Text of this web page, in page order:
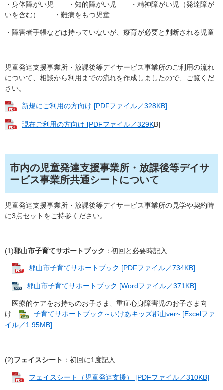
・身体障がい児 ・知的障がい児 ・精神障がい児（発達障が
いを含む） ・難病をもつ児童
・障害者手帳などは持っていないが、療育が必要と判断される児童
児童発達支援事業所・放課後等デイサービス事業所のご利用の流れ
について、相談から利用までの流れを作成しましたので、ご覧くだ
さい。
新規にご利用の方向け [PDFファイル／328KB]
現在ご利用の方向け [PDFファイル／329KB]
市内の児童発達支援事業所・放課後等デイサ
ービス事業所共通シートについて
児童発達支援事業所・放課後等デイサービス事業所の見学や契約時
に3点セットをご持参ください。
(1)郡山市子育てサポートブック ：初回と必要時記入
郡山市子育てサポートブック [PDFファイル／734KB]
郡山市子育てサポートブック [Wordファイル／371KB]
医療的ケアをお持ちのお子さま、重症心身障害児のお子さま向
け
子育てサポートブック～いけあキッズ郡山ver~ [Excelファ
イル／1.95MB]
(2)フェイスシート ：初回に1度記入
フェイスシート（児童発達支援） [PDFファイル／310KB]